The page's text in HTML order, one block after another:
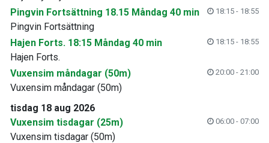
Pingvin Fortsättning 18.15 Måndag 40 min
18:15 - 18:55
Pingvin Fortsättning
Hajen Forts. 18:15 Måndag 40 min
18:15 - 18:55
Hajen Forts.
Vuxensim måndagar (50m)
20:00 - 21:00
Vuxensim måndagar (50m)
tisdag 18 aug 2026
Vuxensim tisdagar (25m)
06:00 - 07:00
Vuxensim tisdagar (50m)